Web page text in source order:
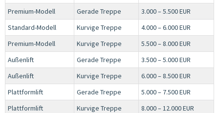
Premium-Modell
Gerade Treppe
3.000 – 5.500 EUR
Standard-Modell
Kurvige Treppe
4.000 – 6.000 EUR
Premium-Modell
Kurvige Treppe
5.500 – 8.000 EUR
Außenlift
Gerade Treppe
3.500 – 5.000 EUR
Außenlift
Kurvige Treppe
6.000 – 8.500 EUR
Plattformlift
Gerade Treppe
5.000 – 7.500 EUR
Plattformlift
Kurvige Treppe 8.000 – 12.000 EUR